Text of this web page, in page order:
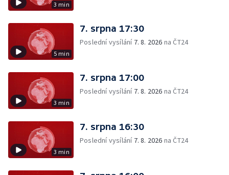
3 min
5 min
7. srpna 17:30
Poslední vysílání 7. 8. 2026 na ČT24
3 min
7. srpna 17:00
Poslední vysílání 7. 8. 2026 na ČT24
3 min
7. srpna 16:30
Poslední vysílání 7. 8. 2026 na ČT24